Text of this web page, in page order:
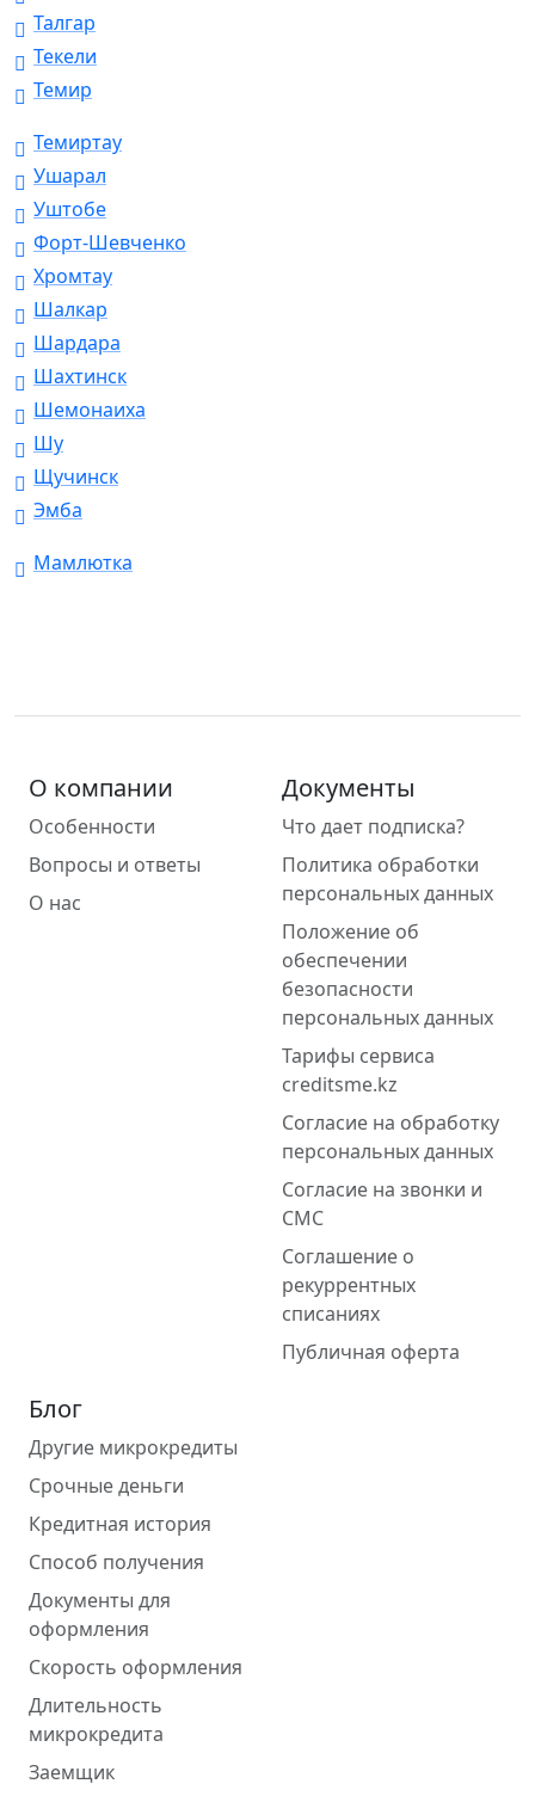
Талгар
Текели
Темир
Темиртау
Ушарал
Уштобе
Форт-Шевченко
Хромтау
Шалкар
Шардара
Шахтинск
Шемонаиха
Шу
Щучинск
Эмба
Мамлютка
О компании
Особенности
Вопросы и ответы
О нас
Документы
Что дает подписка?
Политика обработки
персональных данных
Положение об
обеспечении
безопасности
персональных данных
Тарифы сервиса
creditsme.kz
Согласие на обработку
персональных данных
Согласие на звонки и
СМС
Соглашение о
рекуррентных
списаниях
Публичная оферта
Блог
Другие микрокредиты
Срочные деньги
Кредитная история
Способ получения
Документы для
оформления
Скорость оформления
Длительность
микрокредита
Заемщик